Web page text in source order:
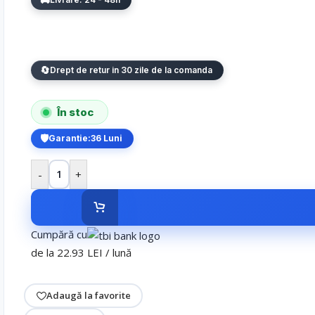
Drept de retur in 30 zile de la comanda
În stoc
Garantie:36 Luni
- +
Cumpără cu
de la 22.93 LEI / lună
Adaugă la favorite